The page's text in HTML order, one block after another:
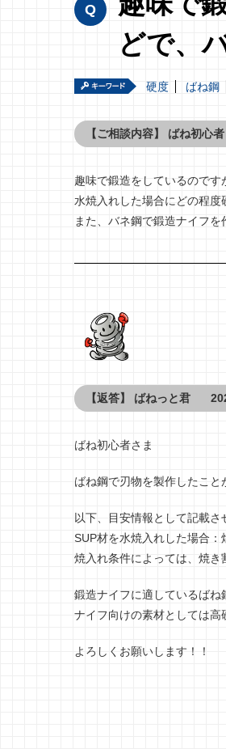
どで、
硬度 ばね鋼
【ご相談内容】 ばね初心者
趣味で鍛造をしているので
水焼入れした場合にどの程度
また、バネ鋼で鍛造ナイフを
【返答】 ばねっと君
ばね初心者さま
ばね鋼で刃物を製作したこと
以下、目安情報として記載さ
SUP材を水焼入れした場合：
焼入れ条件によっては、焼き
鍛造ナイフに適しているばね
ナイフ向けの素材としては高
よろしくお願いします！！